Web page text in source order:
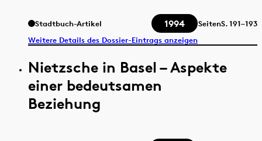
Stadtbuch-Artikel 1994 SeitenS.191–193
Weitere Details des Dossier-Eintrags anzeigen
Nietzsche in Basel – Aspekte
einer bedeutsamen
Beziehung